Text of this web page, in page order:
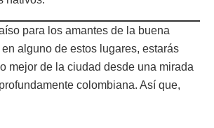
para los amantes de la buena
alguno de estos lugares, estarás
mejor de la ciudad desde una mirada
colombiana. Así que,